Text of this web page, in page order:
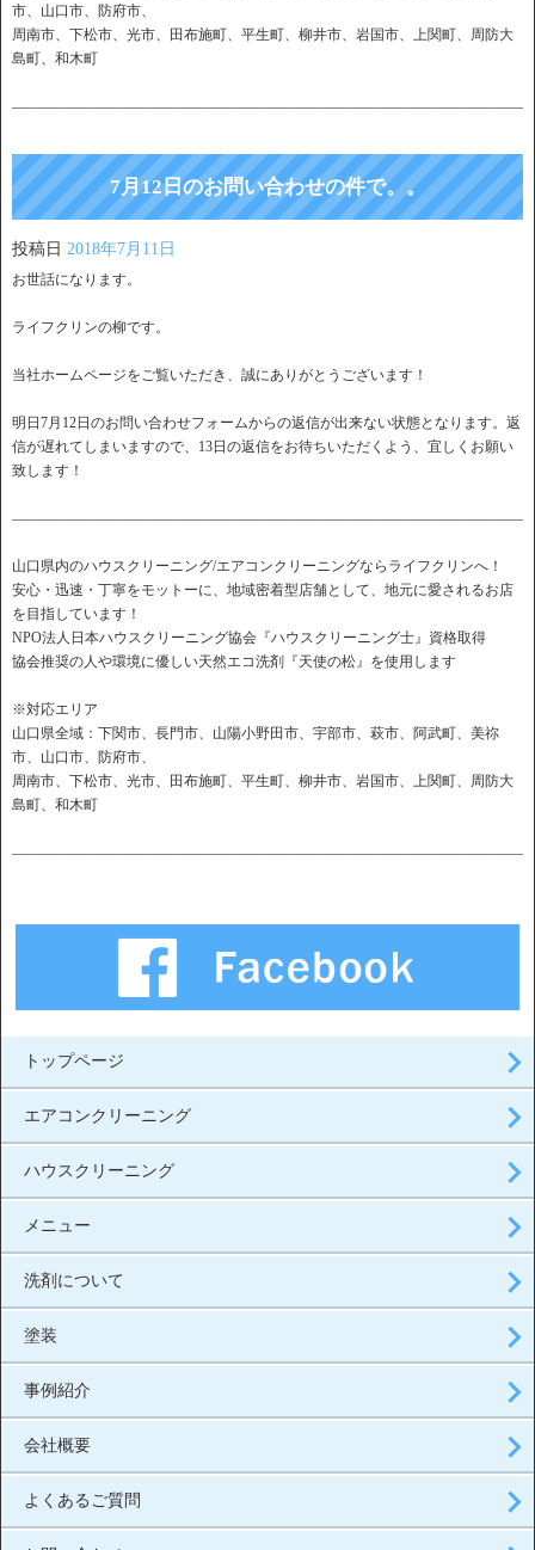
市、山口市、防府市、
周南市、下松市、光市、田布施町、平生町、柳井市、岩国市、上関町、周防大
島町、和木町
7月12日のお問い合わせの件で。。
投稿日 2018年7月11日
お世話になります。
ライフクリンの柳です。
当社ホームページをご覧いただき、誠にありがとうございます！
明日7月12日のお問い合わせフォームからの返信が出来ない状態となります。返
信が遅れてしまいますので、13日の返信をお待ちいただくよう、宜しくお願い
致します！
山口県内のハウスクリーニング/エアコンクリーニングならライフクリンへ！
安心・迅速・丁寧をモットーに、地域密着型店舗として、地元に愛されるお店
を目指しています！
NPO法人日本ハウスクリーニング協会『ハウスクリーニング士』資格取得
協会推奨の人や環境に優しい天然エコ洗剤『天使の松』を使用します
※対応エリア
山口県全域：下関市、長門市、山陽小野田市、宇部市、萩市、阿武町、美祢
市、山口市、防府市、
周南市、下松市、光市、田布施町、平生町、柳井市、岩国市、上関町、周防大
島町、和木町
トップページ
エアコンクリーニング
ハウスクリーニング
メニュー
洗剤について
塗装
事例紹介
会社概要
よくあるご質問